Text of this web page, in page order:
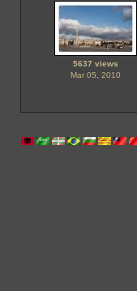
5637 views
Mar 05, 2010